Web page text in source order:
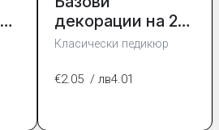
декорации на 2
нокътя
Класически педикюр
€2.05 / лв4.01